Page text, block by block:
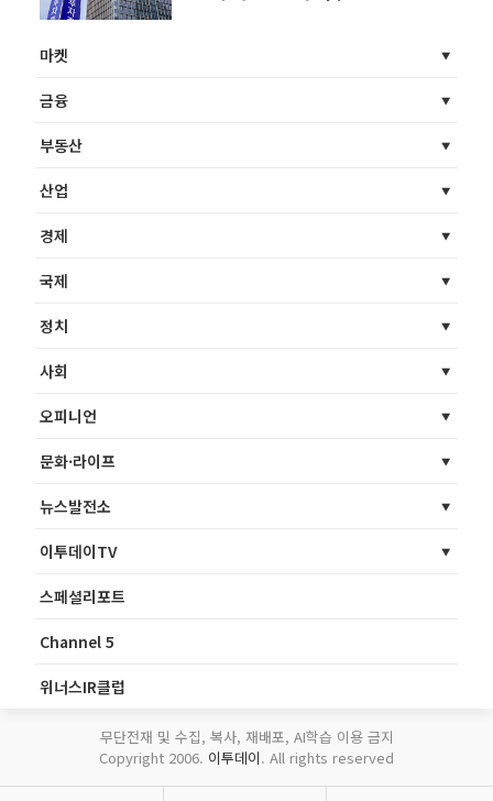
마켓
금융
부동산
산업
경제
국제
정치
사회
오피니언
문화·라이프
뉴스발전소
이투데이TV
스페셜리포트
Channel 5
위너스IR클럽
무단전재 및 수집, 복사, 재배포, AI학습 이용 금지
Copyright 2006. 이투데이. All rights reserved